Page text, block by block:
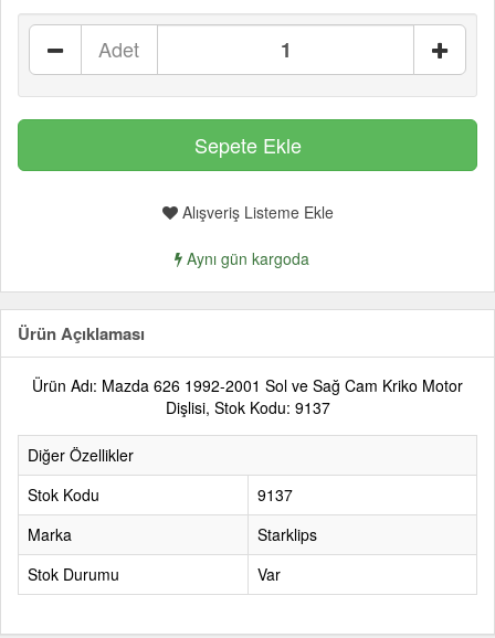
Adet
Alışveriş Listeme Ekle
Aynı gün kargoda
Ürün Açıklaması
Ürün Adı: Mazda 626 1992-2001 Sol ve Sağ Cam Kriko Motor
Dişlisi, Stok Kodu: 9137
Diğer Özellikler
Stok Kodu
9137
Marka
Starklips
Stok Durumu
Var